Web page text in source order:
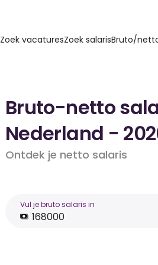
Zoek vacaturesZoek salarisBruto/
Bruto-netto
Nederland -
Ontdek je netto salaris
Vul je bruto salaris in